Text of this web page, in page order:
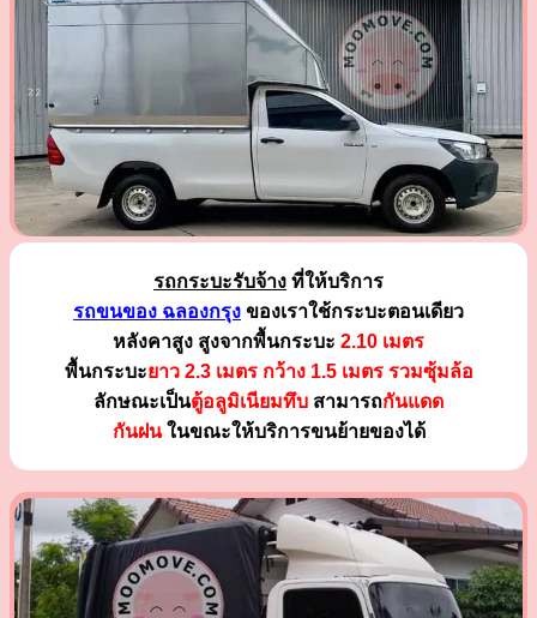
รถกระบะรับจ้าง ที่ให้บริการ
รถขนของ ฉลองกรุง ของเราใช้กระบะตอนเดียว
หลังคาสูง สูงจากพื้นกระบะ 2.10 เมตร
พื้นกระบะยาว 2.3 เมตร กว้าง 1.5 เมตร รวมซุ้มล้อ
ลักษณะเป็นตู้อลูมิเนียมทึบ สามารถกันแดด
กันฝนในขณะให้บริการขนย้ายของได้